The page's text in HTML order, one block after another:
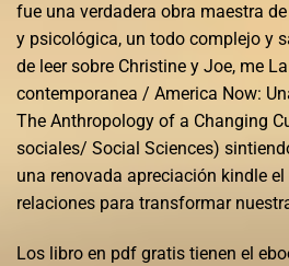
fue una verdadera obra maestra
y psicológica, un todo complejo y
de leer sobre Christine y Joe, me
contemporanea / America Now:
The Anthropology of a Changing
sociales/ Social Sciences)
una renovada apreciación kindle
relaciones para transformar
Los libro en pdf gratis tienen el